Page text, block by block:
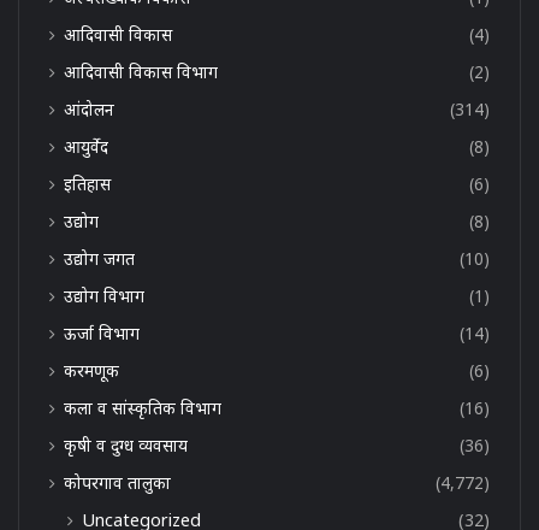
आदिवासी विकास
(4)
आदिवासी विकास विभाग
(2)
आंदोलन
(314)
आयुर्वेद
(8)
इतिहास
(6)
उद्योग
(8)
उद्योग जगत
(10)
उद्योग विभाग
(1)
ऊर्जा विभाग
(14)
करमणूक
(6)
कला व सांस्कृतिक विभाग
(16)
कृषी व दुग्ध व्यवसाय
(36)
कोपरगाव तालुका
(4,772)
Uncategorized
(32)